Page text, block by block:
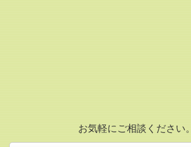
お気軽にご相談ください。